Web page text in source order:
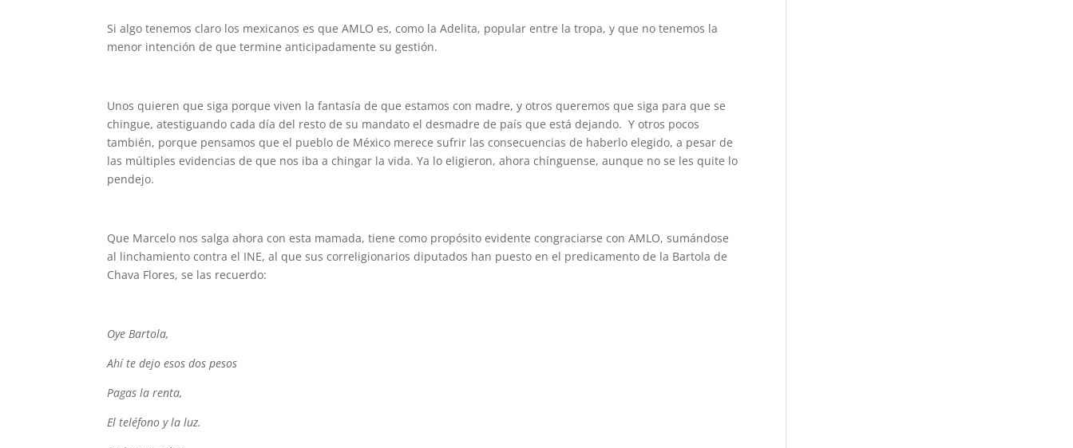
Si algo tenemos claro los mexicanos es que AMLO es, como la Adelita, popular entre la tropa, y que no tenemos la
menor intención de que termine anticipadamente su gestión.
Unos quieren que siga porque viven la fantasía de que estamos con madre, y otros queremos que siga para que se
chingue, atestiguando cada día del resto de su mandato el desmadre de país que está dejando. Y otros pocos
también, porque pensamos que el pueblo de México merece sufrir las consecuencias de haberlo elegido, a pesar de
las múltiples evidencias de que nos iba a chingar la vida. Ya lo eligieron, ahora chínguense, aunque no se les quite lo
pendejo.
Que Marcelo nos salga ahora con esta mamada, tiene como propósito evidente congraciarse con AMLO, sumándose
al linchamiento contra el INE, al que sus correligionarios diputados han puesto en el predicamento de la Bartola de
Chava Flores, se las recuerdo:
Oye Bartola,
Ahí te dejo esos dos pesos
Pagas la renta,
El teléfono y la luz.